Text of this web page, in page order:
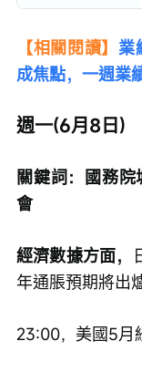
【相關閱讀】 業
成焦點，一週業
週一(6月8日)
關鍵詞：國務
會
經濟數據方面，
年通脹預期將出
23:00，美國5月